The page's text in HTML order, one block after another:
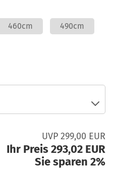
460cm 490cm
UVP 299,00 EUR
Ihr Preis 293,02 EUR
Sie sparen 2%